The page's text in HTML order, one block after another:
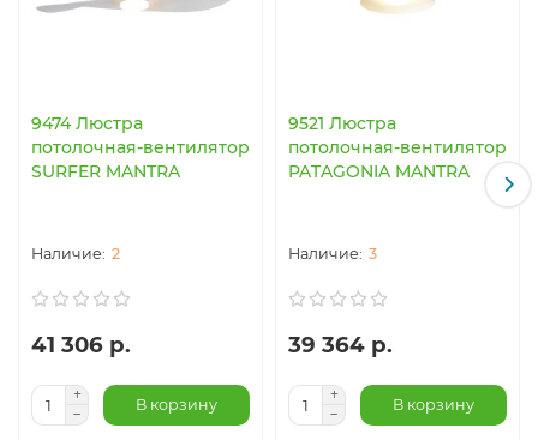
9474 Люстра
потолочная-вентилятор
SURFER MANTRA
2
41 306 р.
В корзину
9521 Люстра
потолочная-вентилятор
PATAGONIA MANTRA
3
39 364 р.
В корзину